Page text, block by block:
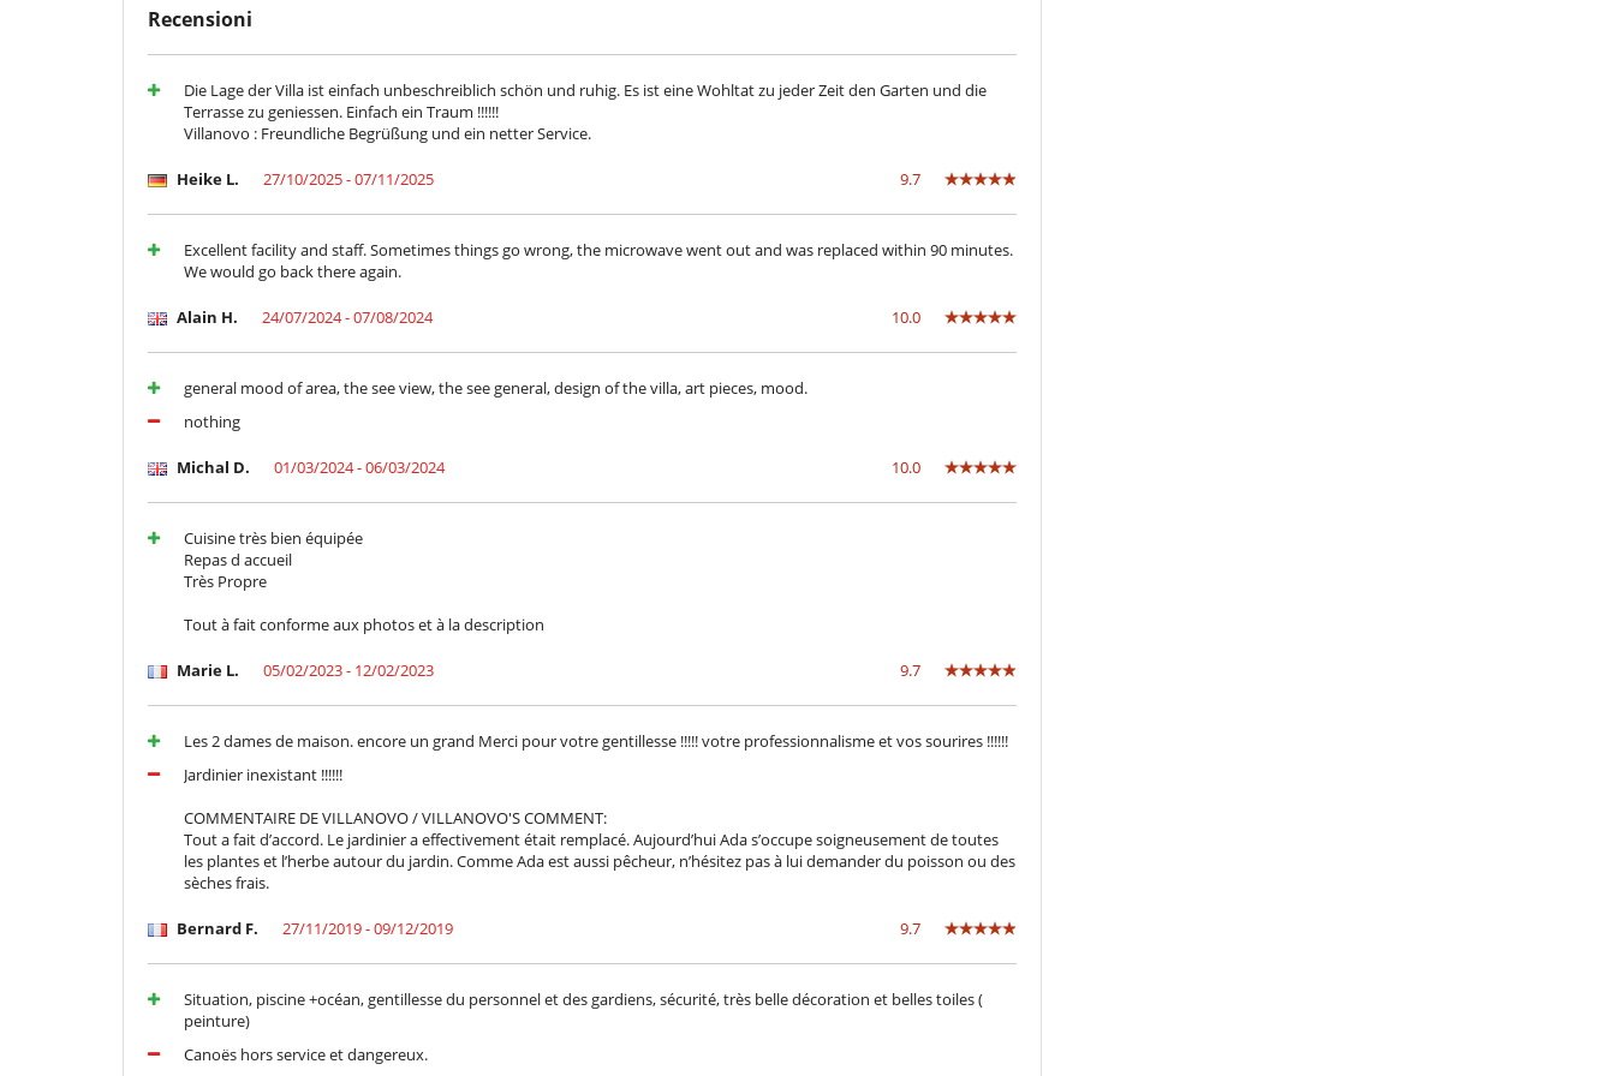
Posti per cenare a cielo aperto
Divertimenti ed attività sportive
Accesso internet (wifi)
Piscina esteriore
Piscina privata
Tivù cavo o satellite o internet
Elettrodomestici
Asciugatrice
Cucina completamente fornita
Ferro da stiro
Frigorifero, congelatore
Lavastoviglie
Lavatrice
Per la vostra comodità e convenienza
Salone TV
Terrazze
Personale
Qui vicino
Recensioni
Die Lage der Villa ist einfach unbeschreiblich schön und ruhig. Es ist eine Wohltat zu jeder Zeit den Garten und die
Terrasse zu geniessen. Einfach ein Traum !!!!!!
Villanovo : Freundliche Begrüßung und ein netter Service.
Heike L. 27/10/2025 - 07/11/2025 9.7
Excellent facility and staff. Sometimes things go wrong, the microwave went out and was replaced within 90 minutes.
We would go back there again.
Alain H. 24/07/2024 - 07/08/2024 10.0
general mood of area, the see view, the see general, design of the villa, art pieces, mood.
nothing
Michal D. 01/03/2024 - 06/03/2024 10.0
Cuisine très bien équipée
Repas d accueil
Très Propre
Tout à fait conforme aux photos et à la description
Marie L. 05/02/2023 - 12/02/2023 9.7
Les 2 dames de maison. encore un grand Merci pour votre gentillesse !!!!! votre professionnalisme et vos sourires !!!!!!
Jardinier inexistant !!!!!!
COMMENTAIRE DE VILLANOVO / VILLANOVO'S COMMENT:
Tout a fait d’accord. Le jardinier a effectivement était remplacé. Aujourd’hui Ada s’occupe soigneusement de toutes
les plantes et l’herbe autour du jardin. Comme Ada est aussi pêcheur, n’hésitez pas à lui demander du poisson ou des
sèches frais.
Bernard F. 27/11/2019 - 09/12/2019 9.7
Situation, piscine +océan, gentillesse du personnel et des gardiens, sécurité, très belle décoration et belles toiles (
peinture)
Canoës hors service et dangereux.